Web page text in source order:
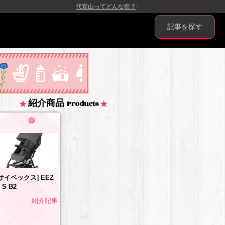
代官山ってどんな街？
紹介商品 Products
イベックス] EEZ
S B2
紹介記事
記事を探す